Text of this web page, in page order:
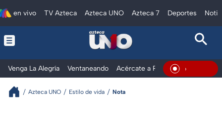
en vivo TV Azteca Azteca UNO Azteca 7 Deportes
Venga La Alegría Ventaneando Acércate a Rocío Al ExtremoEn Vivo
Azteca UNO Estilo de vida Nota